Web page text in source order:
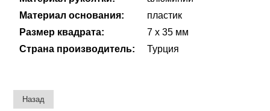
Материал основания:
пластик
Размер квадрата:
7 х 35 мм
Страна производитель:
Турция